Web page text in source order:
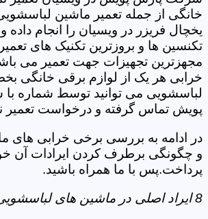
خانگی از جمله تعمیر ماشین
یخچال فریزر در ویسیان را انجام داده
تکنسین ها و بروزترین تکنیک های
مجهزترین تجهیزات جهت تعمیر می
خرابی هر یک از لوازم برقی خانگی
لباسشویی می توانید توسط شماره
پویش تماس گرفته و درخواست تعمیر
در ادامه به بررسی برخی خرابی های
و چگونگی برطرف کردن ایرادات آن
پرداخت.پس با ما همراه باشید.
8 ایراد اصلی در ماشین های لباسشویی